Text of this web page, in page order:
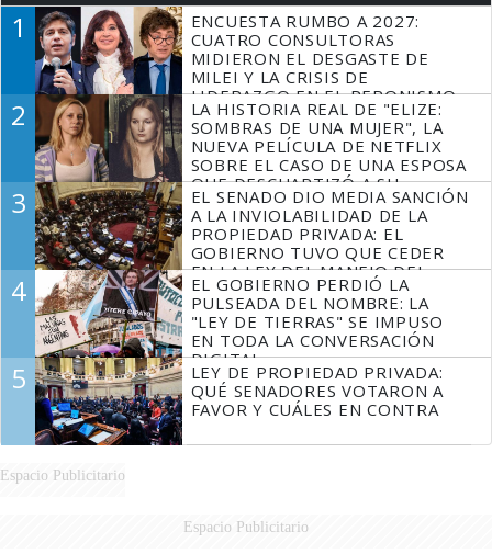
1
ENCUESTA RUMBO A 2027:
CUATRO CONSULTORAS
MIDIERON EL DESGASTE DE
MILEI Y LA CRISIS DE
LIDERAZGO EN EL PERONISMO
2
LA HISTORIA REAL DE "ELIZE:
SOMBRAS DE UNA MUJER", LA
NUEVA PELÍCULA DE NETFLIX
SOBRE EL CASO DE UNA ESPOSA
QUE DESCUARTIZÓ A SU
MARIDO
3
EL SENADO DIO MEDIA SANCIÓN
A LA INVIOLABILIDAD DE LA
PROPIEDAD PRIVADA: EL
GOBIERNO TUVO QUE CEDER
EN LA LEY DEL MANEJO DEL
FUEGO
4
EL GOBIERNO PERDIÓ LA
PULSEADA DEL NOMBRE: LA
"LEY DE TIERRAS" SE IMPUSO
EN TODA LA CONVERSACIÓN
DIGITAL
5
LEY DE PROPIEDAD PRIVADA:
QUÉ SENADORES VOTARON A
FAVOR Y CUÁLES EN CONTRA
Espacio Publicitario
Espacio Publicitario